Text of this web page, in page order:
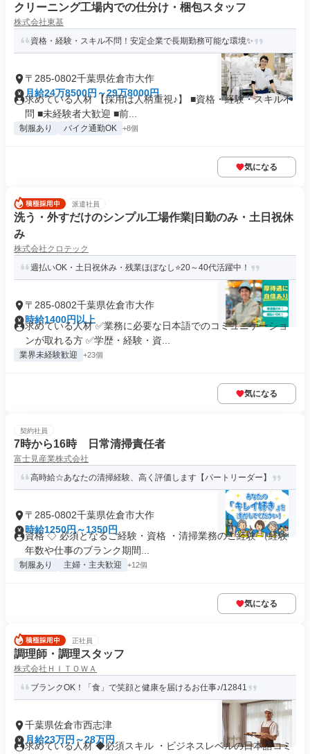
クリーニング工場内での仕分け・梱包スタッフ
株式会社東基
資格・経験・スキル不問！安定企業で長期勤務可能な環境✨
〒285-0802千葉県佐倉市大作
月給24万8500円～29万8000円
求めている人材 【採用は人柄重視♪】 ■資格・経験・スキル不
問 ■未経験者大歓迎 ■前...
制服あり バイク通勤OK +8個
気になる
派遣社員
洗う・外すだけのシンプル工場作業|日勤のみ・土日祝休
み
株式会社クロテック
週払いOK・土日祝休み・残業ほぼなし⭐20～40代活躍中！
〒285-0802千葉県佐倉市大作
時給1400円以上
求めている人材 ✅業務に必要な日本語でのコミュニケーショ
ンが取れる方 ✅学歴・経験・資...
業界未経験歓迎 +23個
気になる
契約社員
7時から16時 日常清掃責任者
富士見産業株式会社
高時給☆あなたの清掃経験、高く評価します【パートリーダー】
〒285-0802千葉県佐倉市大作
時給1250円～1350円
資格 ◇ 必須となるご経験・資格 ・清掃業務のご経験 （経験
年数や仕事のブランク期間...
制服あり 主婦・主夫歓迎 +12個
気になる
正社員
調理師・調理スタッフ
株式会社ＨＩＴＯＷＡ
ブランクOK！「食」で笑顔と健康を届けるお仕事♪/12841
千葉県佐倉市西志津
月給23万円～28万円
求めている人材 ◆必須スキル ・ビジネスレベルの日本語コミ